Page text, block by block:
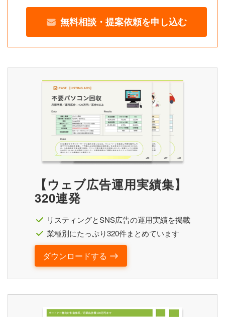
無料相談・提案依頼を申し込む
【ウェブ広告運用実績集】
320連発
リスティングとSNS広告の運用実績を掲載
業種別にたっぷり320件まとめています
ダウンロードする